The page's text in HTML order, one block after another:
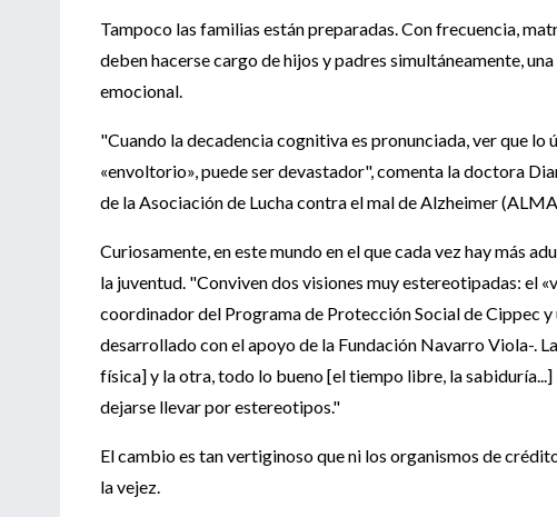
Tampoco las familias están preparadas. Con frecuencia,
deben hacerse cargo de hijos y padres simultáneamente,
emocional.
"Cuando la decadencia cognitiva es pronunciada, ver que lo
«envoltorio», puede ser devastador", comenta la doctora
de la Asociación de Lucha contra el mal de Alzheimer
Curiosamente, en este mundo en el que cada vez hay más
la juventud. "Conviven dos visiones muy estereotipadas: el
coordinador del Programa de Protección Social de Cippec
desarrollado con el apoyo de la Fundación Navarro Viola-.
física] y la otra, todo lo bueno [el tiempo libre, la sabiduría...]
dejarse llevar por estereotipos."
El cambio es tan vertiginoso que ni los organismos de
la vejez.